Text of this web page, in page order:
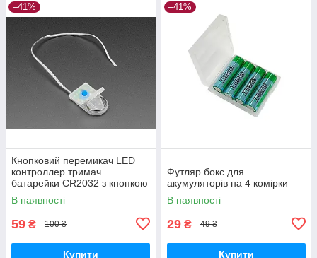
–41%
Кнопковий перемикач LED
контроллер тримач
батарейки CR2032 з кнопкою
та 3 режимами миготіння для
DIY проектів, костюмів та
В наявності
59 ₴ 100 ₴
Купити
–41%
Футляр бокс для
акумуляторів на 4 комірки
В наявності
29 ₴ 49 ₴
Купити